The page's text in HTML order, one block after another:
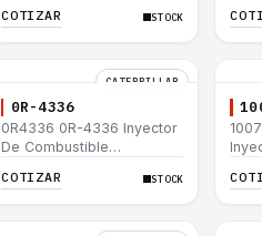
320-A N 320-A 320N
COTIZAR STOCK
3114
CATERPILLAR
0R-4336
0R4336 0R-4336 Inyector
De Combustible
330B 160H 12G 12H 140G
COTIZAR STOCK